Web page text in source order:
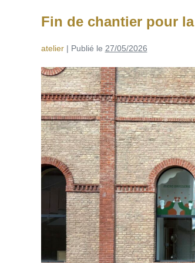
Fin de chantier pour
atelier| Publié le 27/05/2026